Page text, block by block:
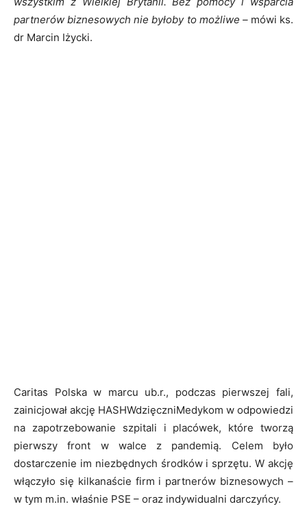
partnerów biznesowych nie byłoby to możliwe – mówi ks.
dr Marcin Iżycki.
Caritas Polska w marcu ub.r., podczas pierwszej fali,
zainicjował akcję HASHWdzięczniMedykom w odpowiedzi
na zapotrzebowanie szpitali i placówek, które tworzą
pierwszy front w walce z pandemią. Celem było
dostarczenie im niezbędnych środków i sprzętu. W akcję
włączyło się kilkanaście firm i partnerów biznesowych –
w tym m.in. właśnie PSE – oraz indywidualni darczyńcy.